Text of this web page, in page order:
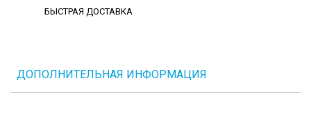
БЫСТРАЯ ДОСТАВКА
ДОПОЛНИТЕЛЬНАЯ ИНФОРМАЦИЯ